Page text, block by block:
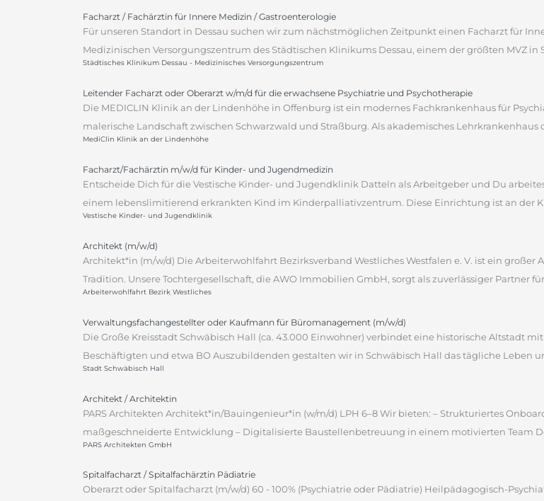
Facharzt / Fachärztin für Innere Medizin / Gastroenterologie
Für unseren Standort in Dessau suchen wir zum nächstmöglichen Zeitpunkt einen Facharzt für
Medizinischen Versorgungszentrum des Städtischen Klinikums Dessau, einem der größten MVZ in
Städtisches Klinikum Dessau - Medizinisches Versorgungszentrum
Leitender Facharzt oder Oberarzt w/m/d für die erwachsene Psychiatrie und Psychotherapie
Die MEDICLIN Klinik an der Lindenhöhe in Offenburg ist ein modernes Fachkrankenhaus für
malerische Landschaft zwischen Schwarzwald und Straßburg. Als akademisches
MediClin Klinik an der Lindenhöhe
Facharzt/Fachärztin m/w/d für Kinder- und Jugendmedizin
Entscheide Dich für die Vestische Kinder- und Jugendklinik Datteln als Arbeitgeber und Du
einem lebenslimitierend erkrankten Kind im Kinderpalliativzentrum. Diese Einrichtung ist an der
Vestische Kinder- und Jugendklinik
Architekt (m/w/d)
Architekt*in (m/w/d) Die Arbeiterwohlfahrt Bezirksverband Westliches Westfalen e. V. ist ein
Tradition. Unsere Tochtergesellschaft, die AWO Immobilien GmbH, sorgt als zuverlässiger Partner
Arbeiterwohlfahrt Bezirk Westliches
Verwaltungsfachangestellter oder Kaufmann für Büromanagement (m/w/d)
Die Große Kreisstadt Schwäbisch Hall (ca. 43.000 Einwohner) verbindet eine historische Altstadt
Beschäftigten und etwa BO Auszubildenden gestalten wir in Schwäbisch Hall das tägliche Leben
Stadt Schwäbisch Hall
Architekt / Architektin
PARS Architekten Architekt*in/Bauingenieur*in (w/m/d) LPH 6–8 Wir bieten: – Strukturiertes
maßgeschneiderte Entwicklung – Digitalisierte Baustellenbetreuung in einem motivierten Team
PARS Architekten GmbH
Spitalfacharzt / Spitalfachärztin Pädiatrie
Oberarzt oder Spitalfacharzt (m/w/d) 60 - 100% (Psychiatrie oder Pädiatrie) Heilpädagogisch-